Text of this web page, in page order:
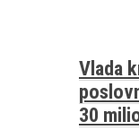
Vlada
30